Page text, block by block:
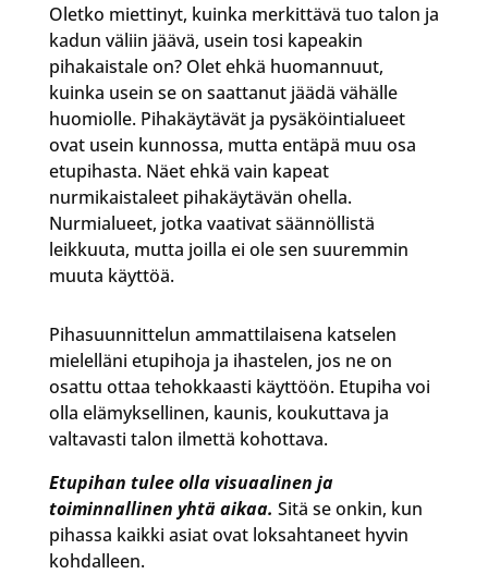
Oletko miettinyt, kuinka merkittävä tuo talon ja
kadun väliin jäävä, usein tosi kapeakin
pihakaistale on? Olet ehkä huomannuut,
kuinka usein se on saattanut jäädä vähälle
huomiolle. Pihakäytävät ja pysäköintialueet
ovat usein kunnossa, mutta entäpä muu osa
etupihasta. Näet ehkä vain kapeat
nurmikaistaleet pihakäytävän ohella.
Nurmialueet, jotka vaativat säännöllistä
leikkuuta, mutta joilla ei ole sen suuremmin
muuta käyttöä.
Pihasuunnittelun ammattilaisena katselen
mielelläni etupihoja ja ihastelen, jos ne on
osattu ottaa tehokkaasti käyttöön. Etupiha voi
olla elämyksellinen, kaunis, koukuttava ja
valtavasti talon ilmettä kohottava.
Etupihan tulee olla visuaalinen ja
toiminnallinen yhtä aikaa. Sitä se onkin, kun
pihassa kaikki asiat ovat loksahtaneet hyvin
kohdalleen.